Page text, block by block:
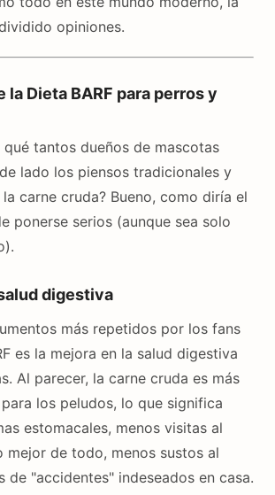
opiniones.
la Dieta BARF para perros y
qué tantos dueños de mascotas
lado los piensos tradicionales y
carne cruda? Bueno, como diría el
ponerse serios (aunque sea solo
digestiva
más repetidos por los fans
es la mejora en la salud digestiva
Al parecer, la carne cruda es más
los peludos, lo que significa
estomacales, menos visitas al
mejor de todo, menos sustos al
de "accidentes" indeseados en casa.